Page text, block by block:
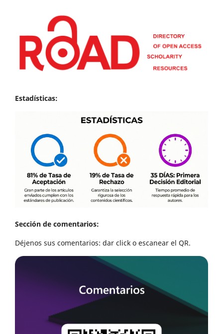
Estadísticas:
Sección de comentarios:
Déjenos sus comentarios: dar click o escanear el QR.